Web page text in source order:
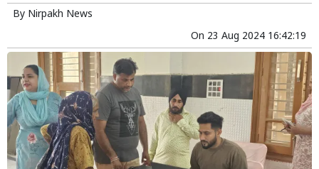
By Nirpakh News
On 23 Aug 2024 16:42:19